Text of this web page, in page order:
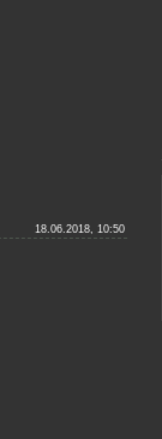
18.06.2018, 10:50